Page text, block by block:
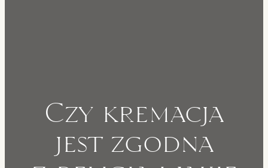
Czy kremacja
jest zgodna